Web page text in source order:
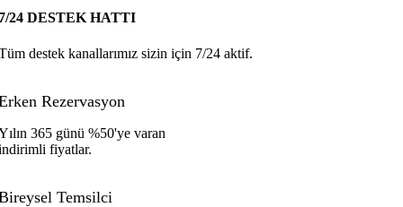
24 DESTEK HATTI
destek kanallarımız sizin için 7/24 aktif.
Rezervasyon
365 günü %50'ye varan
fiyatlar.
Temsilci